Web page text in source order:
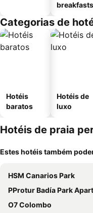
breakfasts
Categorias de
Hotéis
baratos
Hotéis de
luxo
Hotéis de praia
Estes hotéis também
HSM Canarios Park
PProtur Badía Park
O7 Colombo